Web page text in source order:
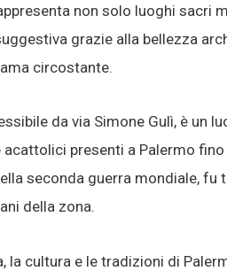
non solo luoghi sacri
grazie alla bellezza
circostante.
da via Simone Gulì, è un
presenti a Palermo fino
seconda guerra mondiale,
della zona.
la cultura e le tradizioni di